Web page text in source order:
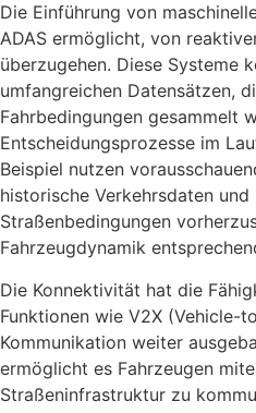
Die Einführung von
ADAS ermöglicht, von
überzugehen. Diese Systeme
umfangreichen Datensätzen,
Fahrbedingungen gesammelt
Entscheidungsprozesse im
Beispiel nutzen
historische Verkehrsdaten
Straßenbedingungen
Fahrzeugdynamik
Die Konnektivität hat die
Funktionen wie V2X (Vehicle-
Kommunikation weiter
ermöglicht es Fahrzeugen
Straßeninfrastruktur zu